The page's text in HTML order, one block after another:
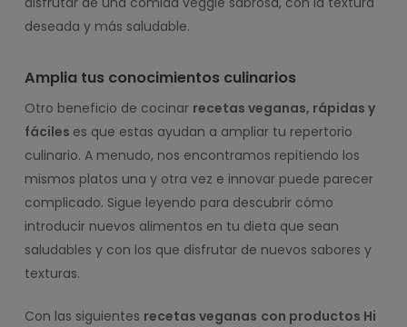
deseada y más saludable.
Amplia tus conocimientos culinarios
Otro beneficio de cocinar recetas veganas, rápidas y
fáciles es que estas ayudan a ampliar tu repertorio
culinario. A menudo, nos encontramos repitiendo los
mismos platos una y otra vez e innovar puede parecer
complicado. Sigue leyendo para descubrir cómo
introducir nuevos alimentos en tu dieta que sean
saludables y con los que disfrutar de nuevos sabores y
texturas.
Con las siguientes recetas veganas con productos Hi